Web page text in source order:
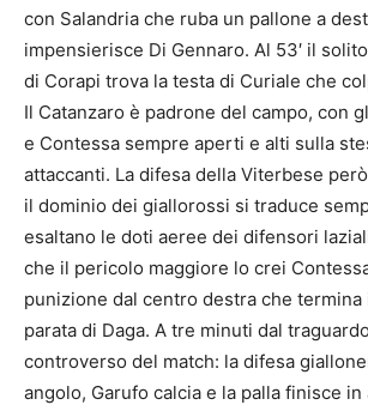
con Salandria che ruba un pallone a
impensierisce Di Gennaro. Al 53′ il
di Corapi trova la testa di Curiale che
Il Catanzaro è padrone del campo, con
e Contessa sempre aperti e alti sulla
attaccanti. La difesa della Viterbese
il dominio dei giallorossi si traduce
esaltano le doti aeree dei difensori
che il pericolo maggiore lo crei
punizione dal centro destra che termina
parata di Daga. A tre minuti dal
controverso del match: la difesa
angolo, Garufo calcia e la palla finisce